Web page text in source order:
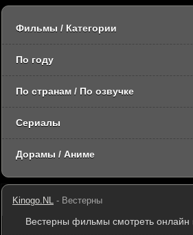
Kinogo.NL - Вестерны
Вестерны фильмы смотреть онлайн
Фильмы / Категории
По году
По странам / По озвучке
Сериалы
Дорамы / Аниме